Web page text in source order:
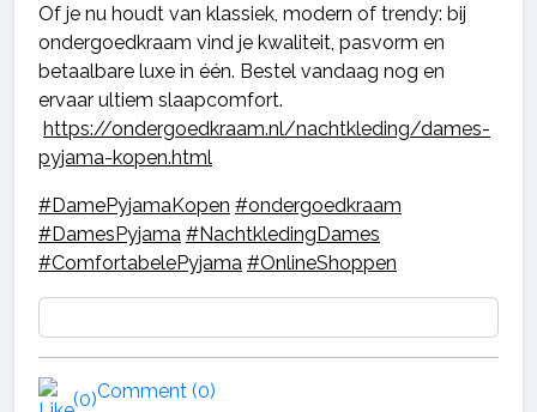
Of je nu houdt van klassiek, modern of trendy: bij
ondergoedkraam vind je kwaliteit, pasvorm en
betaalbare luxe in één. Bestel vandaag nog en
ervaar ultiem slaapcomfort.
https://ondergoedkraam.nl/nachtkleding/dames-
pyjama-kopen.html
#DamePyjamaKopen #ondergoedkraam
#DamesPyjama #NachtkledingDames
#ComfortabelePyjama #OnlineShoppen
(0)Comment (0)